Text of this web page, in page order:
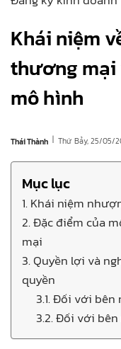
Khái niệm
thương mại
mô hình
Thái Thành | Thứ Bảy, 25/05/
Mục lục
1. Khái niệm
2. Đặc điểm của
mại
3. Quyền lợi và
quyền
3.1. Đối với
3.2. Đối với